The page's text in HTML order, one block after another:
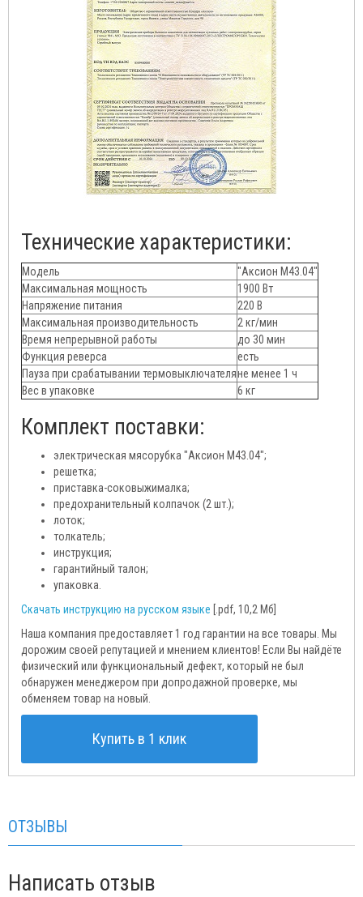
Технические характеристики:
Модель
"Аксион М43.04"
Максимальная мощность
1900 Вт
Напряжение питания
220 В
Максимальная производительность
2 кг/мин
Время непрерывной работы
до 30 мин
Функция реверса
есть
Пауза при срабатывании термовыключателяне менее 1 ч
Вес в упаковке
6 кг
Комплект поставки:
электрическая мясорубка "Аксион М43.04";
решетка;
приставка-соковыжималка;
предохранительный колпачок (2 шт.);
лоток;
толкатель;
инструкция;
гарантийный талон;
упаковка.
Скачать инструкцию на русском языке [.pdf, 10,2 Мб]
Наша компания предоставляет 1 год гарантии на все товары. Мы
дорожим своей репутацией и мнением клиентов! Если Вы найдёте
физический или функциональный дефект, который не был
обнаружен менеджером при допродажной проверке, мы
обменяем товар на новый.
Купить в 1 клик
ОТЗЫВЫ
Написать отзыв